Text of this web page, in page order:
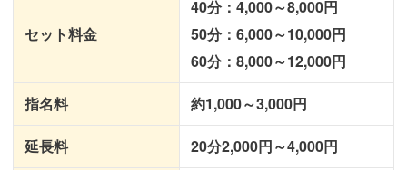
セット料金
40分：4,000～8,000円
50分：6,000～10,000円
60分：8,000～12,000円
指名料 約1,000～3,000円
延長料 20分2,000円～4,000円